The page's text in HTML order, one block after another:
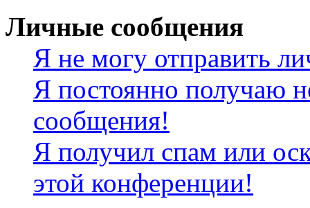
Личные сообщения
Я не могу отправить
Я постоянно получаю
сообщения!
Я получил спам или
этой конференции!